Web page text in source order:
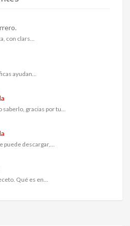
con clars...
ayudan...
saberlo, gracias por tu...
puede descargar,...
Qué es en...